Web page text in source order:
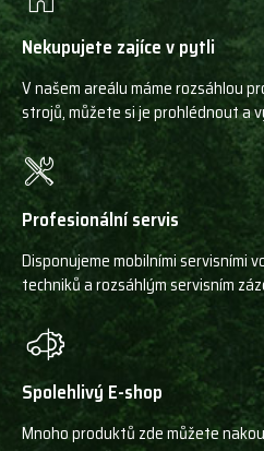
Nekupujete zajíce v pytli
V našem areálu máme rozsáhlou
strojů, můžete si je prohlédnout a
Profesionální servis
Disponujeme mobilními servisními
techniků a rozsáhlým servisním
Spolehlivý E-shop
Mnoho produktů zde můžete